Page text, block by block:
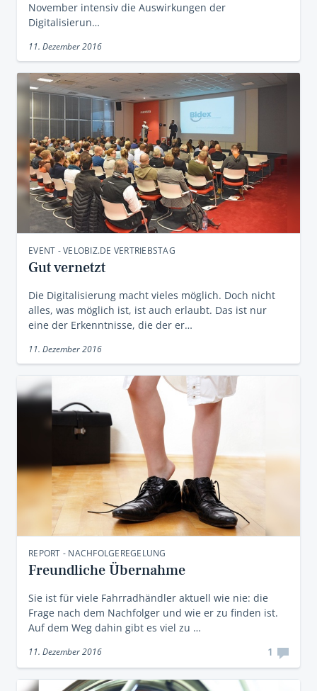
November intensiv die Auswirkungen der
Digitalisierun…
11. Dezember 2016
EVENT - VELOBIZ.DE VERTRIEBSTAG
Gut vernetzt
Die Digitalisierung macht vieles möglich. Doch nicht
alles, was möglich ist, ist auch erlaubt. Das ist nur
eine der Erkenntnisse, die der er…
11. Dezember 2016
REPORT - NACHFOLGEREGELUNG
Freundliche Übernahme
Sie ist für viele Fahrradhändler aktuell wie nie: die
Frage nach dem Nachfolger und wie er zu finden ist.
Auf dem Weg dahin gibt es viel zu …
11. Dezember 2016 1